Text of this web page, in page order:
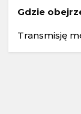
Aktualizacja:
Wisła Kraków
Gdzie
Transmisję